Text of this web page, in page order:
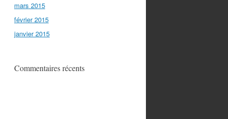
mars 2015
février 2015
janvier 2015
Commentaires récents